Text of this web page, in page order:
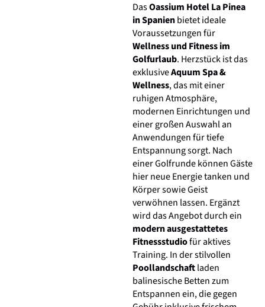
DasOassium Hotel La Pinea
in Spanienbietet ideale
Voraussetzungen für
Wellness und Fitness im
Golfurlaub. Herzstück ist das
exklusiveAquum Spa &
Wellness, das mit einer
ruhigen Atmosphäre,
modernen Einrichtungen und
einer großen Auswahl an
Anwendungen für tiefe
Entspannung sorgt. Nach
einer Golfrunde können Gäste
hier neue Energie tanken und
Körper sowie Geist
verwöhnen lassen. Ergänzt
wird das Angebot durch ein
modern ausgestattetes
Fitnessstudiofür aktives
Training. In der stilvollen
Poollandschaftladen
balinesische Betten zum
Entspannen ein, die gegen